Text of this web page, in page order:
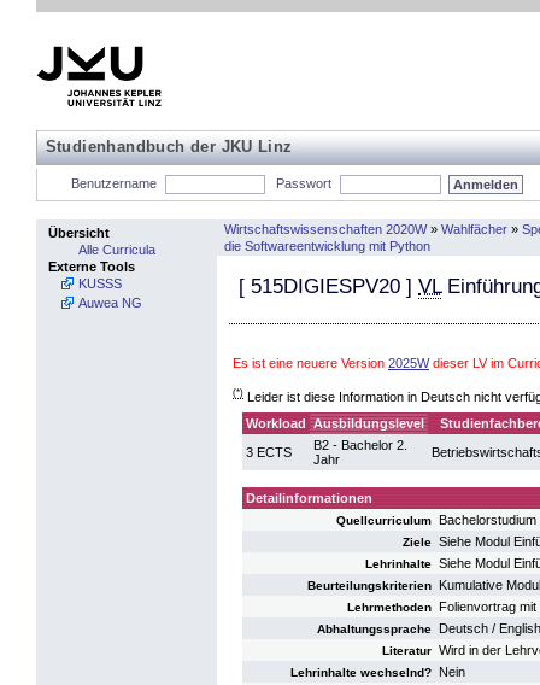
Studienhandbuch der JKU Linz
Benutzername Passwort
Übersicht
Alle Curricula
Externe Tools
KUSSS
Auwea NG
Wirtschaftswissenschaften 2020W » Wahlfächer »
die Softwareentwicklung mit Python
[ 515DIGIESPV20 ] VL
Es ist eine neuere Version 2025Wdieser LV im
(*) Leider ist diese Information in Deutsch nicht
Workload Ausbildungslevel
3 ECTS
B2 - Bachelor 2.
Jahr
Detailinformationen
Quellcurriculum
Ziele Siehe Modul
Lehrinhalte Siehe Modul
Beurteilungskriterien Kumulative
Lehrmethoden Folienvortrag mit
Abhaltungssprache Deutsch / English
Literatur Wird in der
Lehrinhalte wechselnd? Nein